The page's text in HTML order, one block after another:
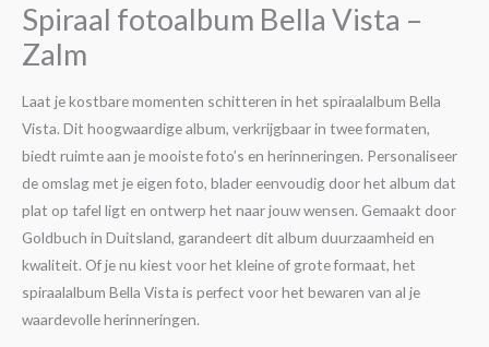
Spiraal fotoalbum Bella Vista –
Zalm
Laat je kostbare momenten schitteren in het spiraalalbum Bella
Vista. Dit hoogwaardige album, verkrijgbaar in twee formaten,
biedt ruimte aan je mooiste foto’s en herinneringen. Personaliseer
de omslag met je eigen foto, blader eenvoudig door het album dat
plat op tafel ligt en ontwerp het naar jouw wensen. Gemaakt door
Goldbuch in Duitsland, garandeert dit album duurzaamheid en
kwaliteit. Of je nu kiest voor het kleine of grote formaat, het
spiraalalbum Bella Vista is perfect voor het bewaren van al je
waardevolle herinneringen.
€21,95
Zalm
aantal